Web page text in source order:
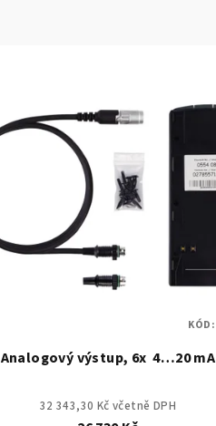
Analogový výstup, 6x 4…20 mA
32 343,30 Kč včetně DPH
KÓD: